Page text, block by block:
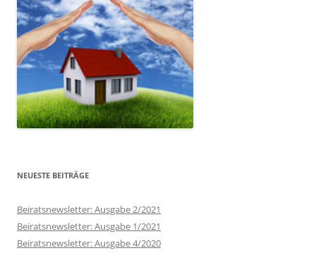
NEUESTE BEITRÄGE
Beiratsnewsletter: Ausgabe 2/2021
Beiratsnewsletter: Ausgabe 1/2021
Beiratsnewsletter: Ausgabe 4/2020